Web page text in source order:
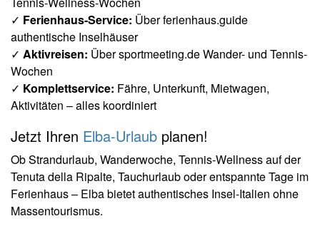
✓ Ferienhaus-Service: Über ferienhaus.guide
authentische Inselhäuser
✓ Aktivreisen: Über sportmeeting.de Wander- und Tennis-
Wochen
✓ Komplettservice: Fähre, Unterkunft, Mietwagen,
Aktivitäten – alles koordiniert
Jetzt Ihren Elba-Urlaub planen!
Ob Strandurlaub, Wanderwoche, Tennis-Wellness auf der
Tenuta della Ripalte, Tauchurlaub oder entspannte Tage im
Ferienhaus – Elba bietet authentisches Insel-Italien ohne
Massentourismus.